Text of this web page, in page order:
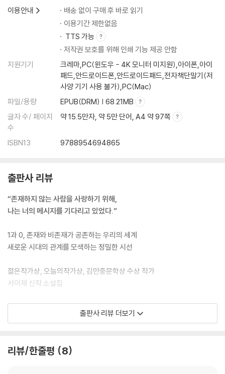
이용안내
배송 없이 구매 후 바로 읽기
이용기간 제한없음
TTS 가능
저작권 보호를 위해 인쇄 기능 제공 안함
지원기기
크레마,PC(윈도우 - 4K 모니터 미지원),아이폰,아이
패드,안드로이드폰,안드로이드패드,전자책단말기(저
사양 기기 사용 불가),PC(Mac)
파일/용량
EPUB(DRM) | 68.21MB
글자 수/ 페이지
수
약 15.5만자, 약 5만 단어, A4 약 97쪽
ISBN13 9788954694865
출판사 리뷰
“존재하지 않는 사람을 사랑하기 위해,
나는 너의 메시지를 기다리고 있었다.”
1과 0, 존재와 비존재가 공존하는 우리의 세계
새로운 시대의 관계를 모색하는 정밀한 시선
젊은작가상, 오늘의작가상, 김만중문학상 수상 작가
서이제 신작 소설집
2022 젊은작가상 수상작 「두개골의 안과 밖」,
2022 이상문학상 우수상 수상작 「벽과 선을 넘는 플로우」 수록
출판사 리뷰 더보기
리뷰/한줄평 8